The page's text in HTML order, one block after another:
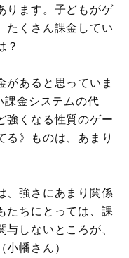
ります。子どもがゲ
たくさん課金してい
？
があると思っていま
課金システムの代
強くなる性質のゲー
る》ものは、あまり
、強さにあまり関係
たちにとっては、課
しないところが、
幡さん）